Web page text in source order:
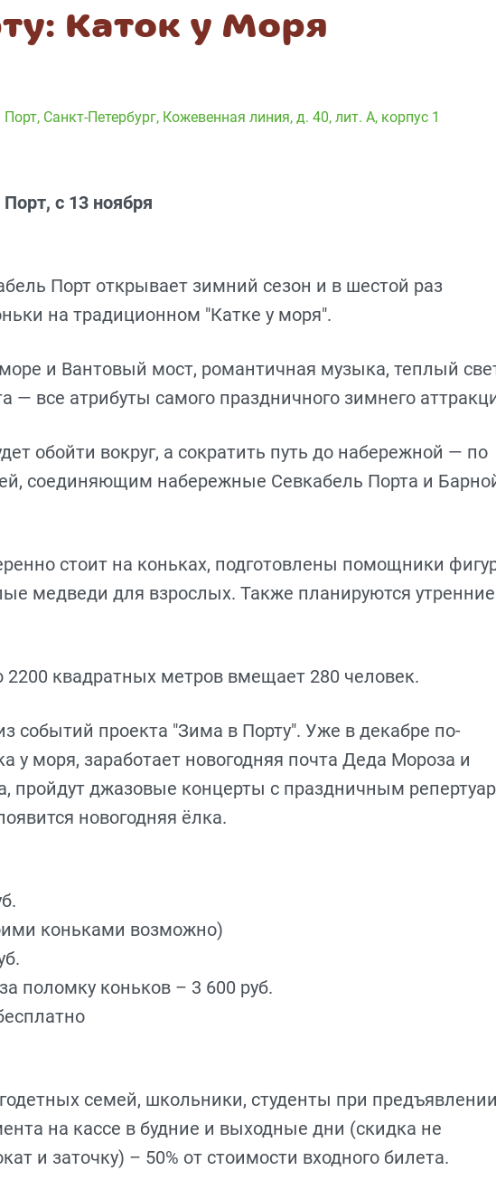
Каток у Моря
Порт, Санкт-Петербург, Кожевенная линия, д. 40, лит. А, корпус 1
с 13 ноября
Порт открывает зимний сезон и в шестой раз
на традиционном "Катке у моря".
и Вантовый мост, романтичная музыка, теплый
— все атрибуты самого праздничного зимнего
обойти вокруг, а сократить путь до набережной — по
соединяющим набережные Севкабель Порта и
стоит на коньках, подготовлены помощники
медведи для взрослых. Также планируются утренние
квадратных метров вмещает 280 человек.
событий проекта "Зима в Порту". Уже в декабре по-
у моря, заработает новогодняя почта Деда Мороза и
пройдут джазовые концерты с праздничным
новогодняя ёлка.
коньками возможно)
поломку коньков – 3 600 руб.
семей, школьники, студенты при
на кассе в будние и выходные дни (скидка не
и заточку) – 50% от стоимости входного билета.